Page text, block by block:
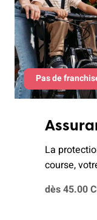
Pas de
La
course,
dès 45.00